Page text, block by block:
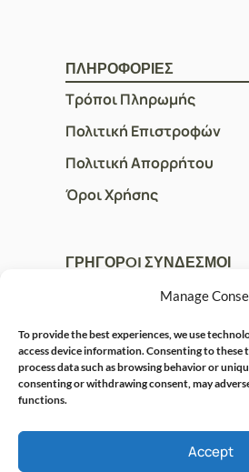
Manage
To provide the best experiences, we use
access device information. Consenting to these
process data such as browsing behavior or
consenting or withdrawing consent, may
functions.
Accept
ΠΛΗΡΟΦΟΡΙΕΣ
Τρόποι Πληρωμής
Πολιτική Επιστροφών
Πολιτική Απορρήτου
Όροι Χρήσης
ΓΡΗΓΟΡOI ΣΥΝΔΕΣΜΟΙ
Ο Λογαριασμός μου
Η Ομάδα μας
Επικοινωνία